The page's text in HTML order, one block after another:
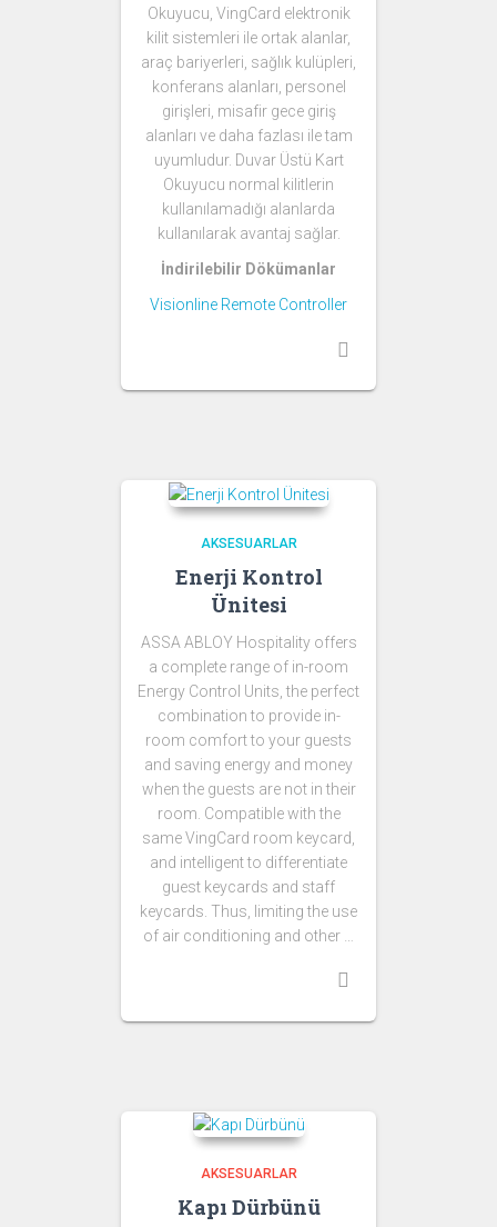
Okuyucu, VingCard elektronik
kilit sistemleri ile ortak alanlar,
araç bariyerleri, sağlık kulüpleri,
konferans alanları, personel
girişleri, misafir gece giriş
alanları ve daha fazlası ile tam
uyumludur. Duvar Üstü Kart
Okuyucu normal kilitlerin
kullanılamadığı alanlarda
kullanılarak avantaj sağlar.
İndirilebilir Dökümanlar
Visionline Remote Controller
AKSESUARLAR
Enerji Kontrol
Ünitesi
ASSA ABLOY Hospitality offers
a complete range of in-room
Energy Control Units, the perfect
combination to provide in-
room comfort to your guests
and saving energy and money
when the guests are not in their
room. Compatible with the
same VingCard room keycard,
and intelligent to differentiate
guest keycards and staff
keycards. Thus, limiting the use
of air conditioning and other …
AKSESUARLAR
Kapı Dürbünü